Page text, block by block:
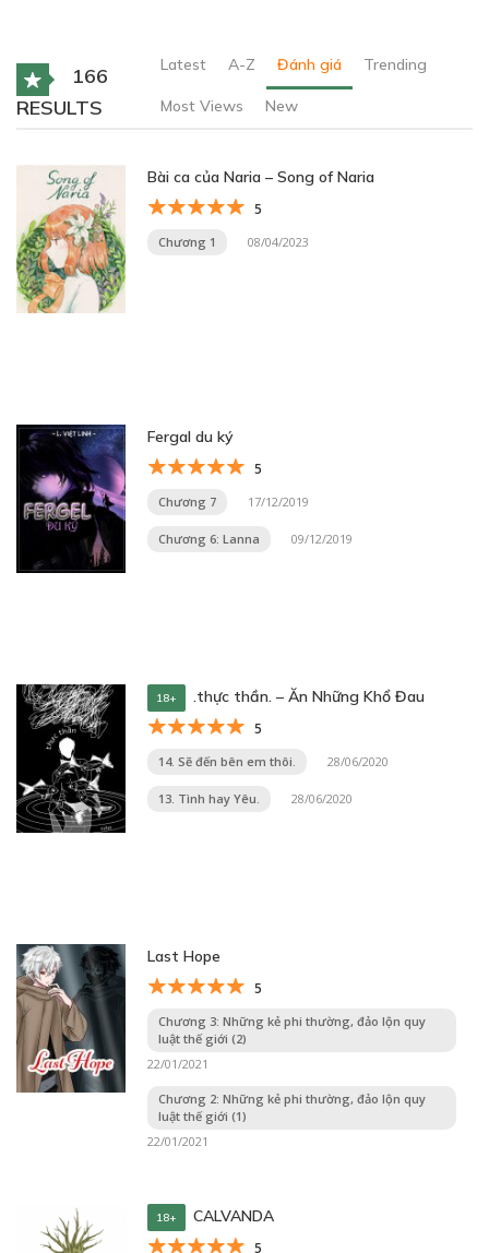
166
RESULTS
Latest A-Z Đánh giá Trending
Most Views New
Bài ca của Naria – Song of Naria
5
Chương 1 08/04/2023
Fergal du ký
5
Chương 7 17/12/2019
Chương 6: Lanna 09/12/2019
18+ .thực thần. – Ăn Những Khổ Đau
5
14. Sẽ đến bên em thôi. 28/06/2020
13. Tình hay Yêu. 28/06/2020
Last Hope
5
Chương 3: Những kẻ phi thường, đảo lộn quy
luật thế giới (2)
22/01/2021
Chương 2: Những kẻ phi thường, đảo lộn quy
luật thế giới (1)
22/01/2021
18+ CALVANDA
5